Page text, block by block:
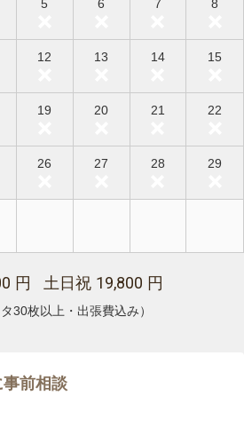
5 6 7 8
12 13 14 15
19 20 21 22
26 27 28 29
円 土日祝 19,800 円
タ30枚以上・出張費込み）
前相談